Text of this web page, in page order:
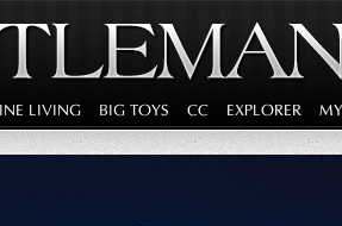
LIVING BIG TOYS CC EXPLORER